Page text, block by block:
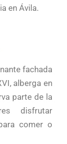
en Ávila.
fachada
alberga en
parte de la
disfrutar
comer o